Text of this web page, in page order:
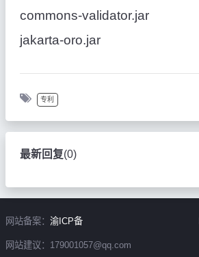
commons-validator.jar
jakarta-oro.jar
专利
最新回复(0)
网站备案： 渝ICP备
网站建议：179001057@qq.com